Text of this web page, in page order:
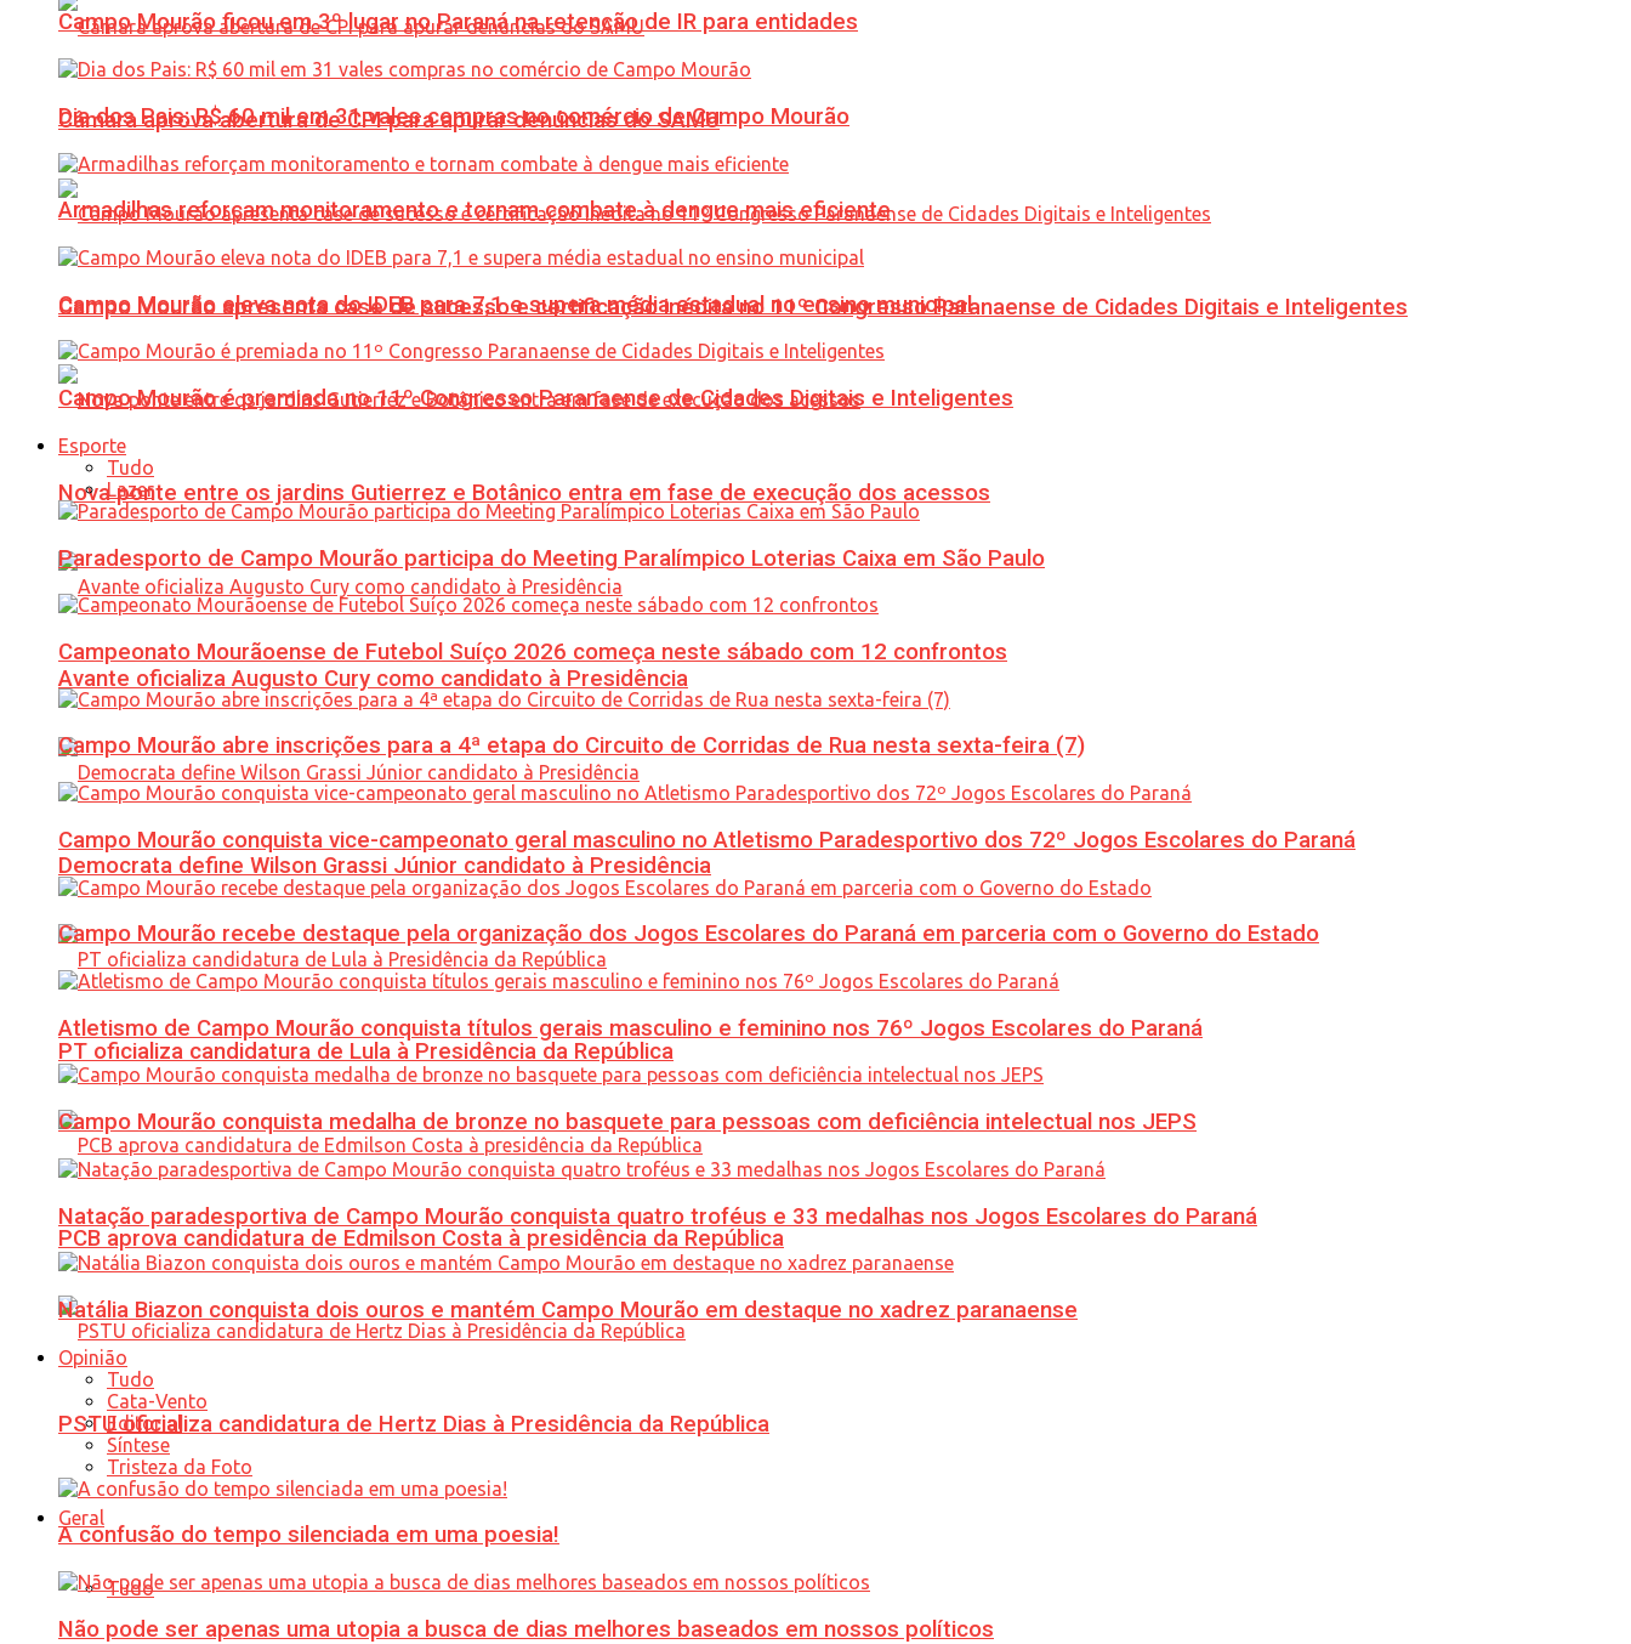
Câmara aprova abertura de CPI para apurar denúncias do SAMU
Campo Mourão apresenta case de sucesso e certificação inédita no 11º Congresso Paranaense de Cidades Digitais e Inteligentes
Nova ponte entre os jardins Gutierrez e Botânico entra em fase de execução dos acessos
Avante oficializa Augusto Cury como candidato à Presidência
Democrata define Wilson Grassi Júnior candidato à Presidência
PT oficializa candidatura de Lula à Presidência da República
PCB aprova candidatura de Edmilson Costa à presidência da República
PSTU oficializa candidatura de Hertz Dias à Presidência da República
Geral
Tudo
Campo Mourão ficou em 3º lugar no Paraná na retenção de IR para entidades
Dia dos Pais: R$ 60 mil em 31 vales compras no comércio de Campo Mourão
Armadilhas reforçam monitoramento e tornam combate à dengue mais eficiente
Campo Mourão eleva nota do IDEB para 7,1 e supera média estadual no ensino municipal
Campo Mourão é premiada no 11º Congresso Paranaense de Cidades Digitais e Inteligentes
Esporte
Tudo
Lazer
Paradesporto de Campo Mourão participa do Meeting Paralímpico Loterias Caixa em São Paulo
Campeonato Mourãoense de Futebol Suíço 2026 começa neste sábado com 12 confrontos
Campo Mourão abre inscrições para a 4ª etapa do Circuito de Corridas de Rua nesta sexta-feira (7)
Campo Mourão conquista vice-campeonato geral masculino no Atletismo Paradesportivo dos 72º Jogos Escolares do Paraná
Campo Mourão recebe destaque pela organização dos Jogos Escolares do Paraná em parceria com o Governo do Estado
Atletismo de Campo Mourão conquista títulos gerais masculino e feminino nos 76º Jogos Escolares do Paraná
Campo Mourão conquista medalha de bronze no basquete para pessoas com deficiência intelectual nos JEPS
Natação paradesportiva de Campo Mourão conquista quatro troféus e 33 medalhas nos Jogos Escolares do Paraná
Natália Biazon conquista dois ouros e mantém Campo Mourão em destaque no xadrez paranaense
Opinião
Tudo
Cata-Vento
Editorial
Síntese
Tristeza da Foto
A confusão do tempo silenciada em uma poesia!
Não pode ser apenas uma utopia a busca de dias melhores baseados em nossos políticos